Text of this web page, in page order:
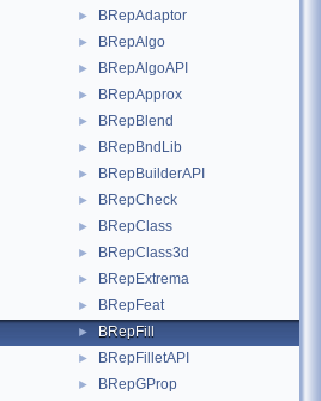
► BRepAdaptor
► BRepAlgo
► BRepAlgoAPI
► BRepApprox
► BRepBlend
► BRepBndLib
► BRepBuilderAPI
► BRepCheck
► BRepClass
► BRepClass3d
► BRepExtrema
► BRepFeat
► BRepFill
► BRepFilletAPI
► BRepGProp